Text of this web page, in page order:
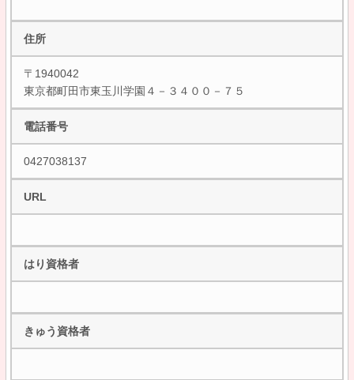
住所
〒1940042
東京都町田市東玉川学園４－３４００－７５
電話番号
0427038137
URL
はり資格者
きゅう資格者